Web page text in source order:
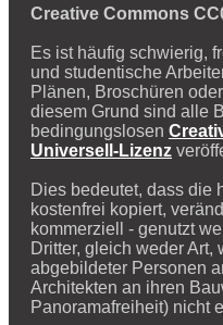
Creative Commons
Es ist häufig schwierig,
und studentische
Plänen, Broschüren
diesem Grund sind alle
bedingungslosen
Universell-Lizenz
Dies bedeutet, dass die
kostenfrei kopiert,
kommerziell - genutzt
Dritter, gleich weder Art,
abgebildeter Personen
Architekten an ihren
Panoramafreiheit) nicht